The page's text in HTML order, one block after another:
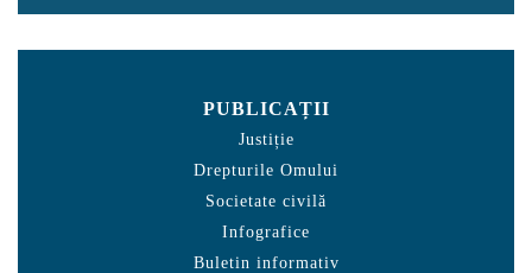
PUBLICAȚII
Justiție
Drepturile Omului
Societate civilă
Infografice
Buletin informativ